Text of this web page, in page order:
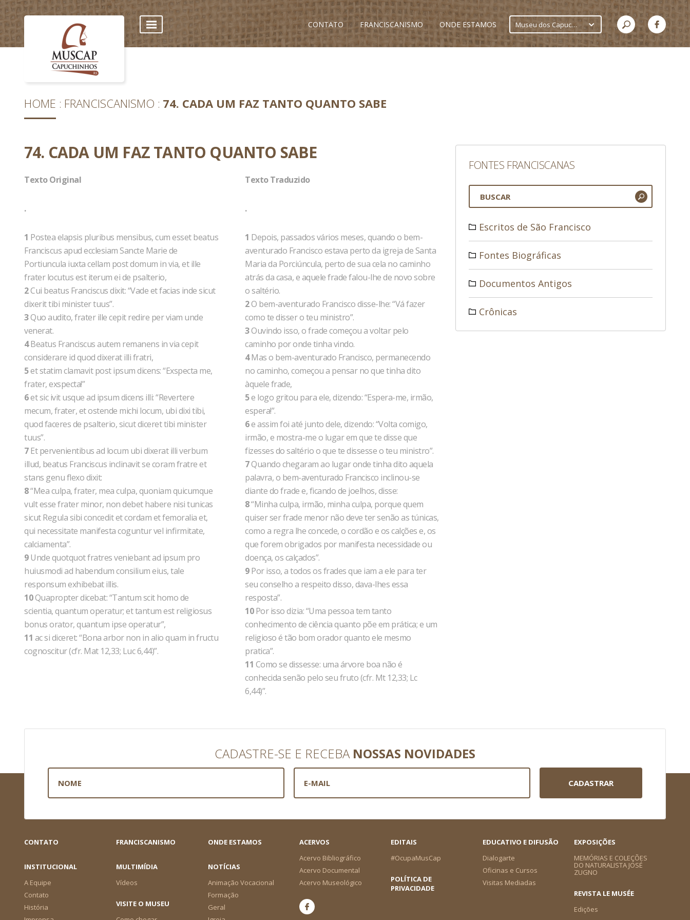
CONTATO FRANCISCANISMO ONDE ESTAMOS Museu dos Capuchinhos
HOME FRANCISCANISMO 74. CADA UM FAZ TANTO QUANTO SABE
74. CADA UM FAZ TANTO QUANTO SABE
Texto Original
.
1 Postea elapsis pluribus mensibus, cum esset beatus
Franciscus apud ecclesiam Sancte Marie de
Portiuncula iuxta cellam post domum in via, et ille
frater locutus est iterum ei de psalterio,
2Cui beatus Franciscus dixit: “Vade et facias inde sicut
dixerit tibi minister tuus”.
3Quo audito, frater ille cepit redire per viam unde
venerat.
4Beatus Franciscus autem remanens in via cepit
considerare id quod dixerat illi fratri,
5et statim clamavit post ipsum dicens: “Exspecta me,
frater, exspecta!”
6et sic ivit usque ad ipsum dicens illi: “Revertere
mecum, frater, et ostende michi locum, ubi dixi tibi,
quod faceres de psalterio, sicut diceret tibi minister
tuus”.
7Et pervenientibus ad locum ubi dixerat illi verbum
illud, beatus Franciscus inclinavit se coram fratre et
stans genu flexo dixit:
8“Mea culpa, frater, mea culpa, quoniam quicumque
vult esse frater minor, non debet habere nisi tunicas
sicut Regula sibi concedit et cordam et femoralia et,
qui necessitate manifesta coguntur vel infirmitate,
calciamenta”.
9Unde quotquot fratres veniebant ad ipsum pro
huiusmodi ad habendum consilium eius, tale
responsum exhibebat illis.
10Quapropter dicebat: “Tantum scit homo de
scientia, quantum operatur; et tantum est religiosus
bonus orator, quantum ipse operatur”,
11 ac si diceret: “Bona arbor non in alio quam in fructu
cognoscitur (cfr. Mat 12,33; Luc 6,44)”.
Texto Traduzido
.
1 Depois, passados vários meses, quando o bem-
aventurado Francisco estava perto da igreja de Santa
Maria da Porciúncula, perto de sua cela no caminho
atrás da casa, e aquele frade falou-lhe de novo sobre
o saltério.
2O bem-aventurado Francisco disse-lhe: “Vá fazer
como te disser o teu ministro”.
3Ouvindo isso, o frade começou a voltar pelo
caminho por onde tinha vindo.
4Mas o bem-aventurado Francisco, permanecendo
no caminho, começou a pensar no que tinha dito
àquele frade,
5e logo gritou para ele, dizendo: “Espera-me, irmão,
espera!”.
6e assim foi até junto dele, dizendo: “Volta comigo,
irmão, e mostra-me o lugar em que te disse que
fizesses do saltério o que te dissesse o teu ministro”.
7Quando chegaram ao lugar onde tinha dito aquela
palavra, o bem-aventurado Francisco inclinou-se
diante do frade e, ficando de joelhos, disse:
8“Minha culpa, irmão, minha culpa, porque quem
quiser ser frade menor não deve ter senão as túnicas,
como a regra lhe concede, o cordão e os calções e, os
que forem obrigados por manifesta necessidade ou
doença, os calçados”.
9Por isso, a todos os frades que iam a ele para ter
seu conselho a respeito disso, dava-lhes essa
resposta”.
10Por isso dizia: “Uma pessoa tem tanto
conhecimento de ciência quanto põe em prática; e um
religioso é tão bom orador quanto ele mesmo
pratica”.
11 Como se dissesse: uma árvore boa não é
conhecida senão pelo seu fruto (cfr. Mt 12,33; Lc
6,44)”.
FONTES FRANCISCANAS
Escritos de São Francisco
Fontes Biográficas
Documentos Antigos
Crônicas
CADASTRE-SE E RECEBA NOSSAS NOVIDADES
CADASTRAR
CONTATO FRANCISCANISMO ONDE ESTAMOS
ACERVOS
Acervo Bibliográfico
Acervo Documental
Acervo Museológico
EDITAIS
#OcupaMusCap
EDUCATIVO E DIFUSÃO
Dialogarte
Oficinas e Cursos
Visitas Mediadas
EXPOSIÇÕES
MEMÓRIAS E COLEÇÕES
DO NATURALISTA JOSÉ
ZUGNO
INSTITUCIONAL
A Equipe
Contato
História
MULTIMÍDIA
Vídeos
NOTÍCIAS
Animação Vocacional
Formação
Geral
POLÍTICA DE
PRIVACIDADE
REVISTA LE MUSÉE
Edições
VISITE O MUSEU